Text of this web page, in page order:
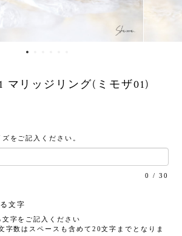
マリッジリング(ミモザ01)
をご記入ください。
0 / 30
る文字
字をご記入ください
字数はスペースも含めて20文字までとなりま